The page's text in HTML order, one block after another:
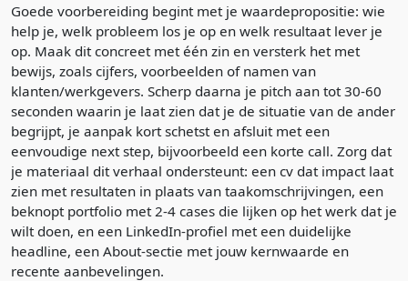
Goede voorbereiding begint met je waardepropositie: wie
help je, welk probleem los je op en welk resultaat lever je
op. Maak dit concreet met één zin en versterk het met
bewijs, zoals cijfers, voorbeelden of namen van
klanten/werkgevers. Scherp daarna je pitch aan tot 30-60
seconden waarin je laat zien dat je de situatie van de ander
begrijpt, je aanpak kort schetst en afsluit met een
eenvoudige next step, bijvoorbeeld een korte call. Zorg dat
je materiaal dit verhaal ondersteunt: een cv dat impact laat
zien met resultaten in plaats van taakomschrijvingen, een
beknopt portfolio met 2-4 cases die lijken op het werk dat je
wilt doen, en een LinkedIn-profiel met een duidelijke
headline, een About-sectie met jouw kernwaarde en
recente aanbevelingen.